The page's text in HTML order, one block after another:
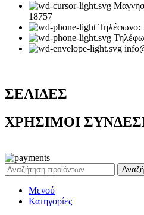
18757
Τηλέφωνο:
ΣΕΛΙΔΕΣ
ΧΡΗΣΙΜΟΙ
Μενού
Κατηγορίες